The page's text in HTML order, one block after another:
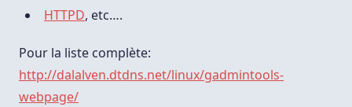
HTTPD, etc….
Pour la liste complète:
http://dalalven.dtdns.net/linux/gadmintools-
webpage/